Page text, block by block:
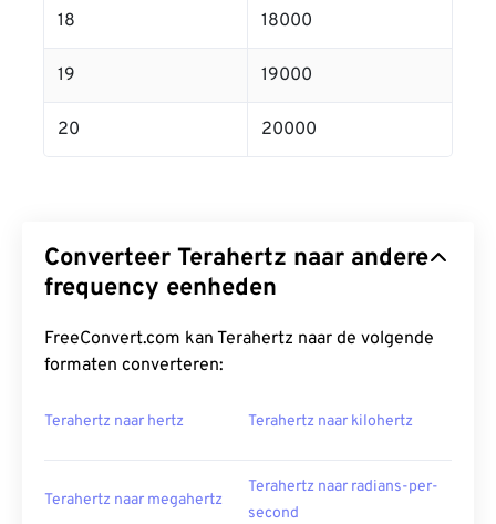
18 18000
19 19000
20 20000
Converteer Terahertz naar andere
frequency eenheden
FreeConvert.com kan Terahertz naar de volgende
formaten converteren:
Terahertz naar hertz Terahertz naar kilohertz
Terahertz naar megahertz
Terahertz naar radians-per-
second